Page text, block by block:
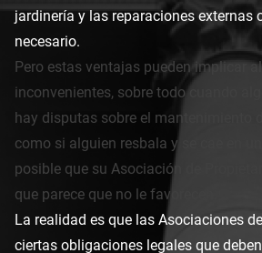
jardinería y las reparaciones externas
necesario.
Pero estas ventajas pueden implicar
inconvenientes, sobre todo cuando
hay disputas sobre el mantenimiento
como si alguien resbala y se cae en
posible que su Asociación de
que parece que no le favorecen.
La realidad es que las Asociaciones
ciertas obligaciones legales que